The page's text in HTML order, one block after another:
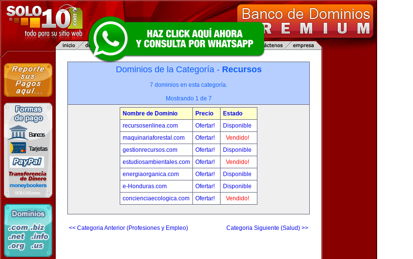
Dominios de la Categoría - Recursos
7 dominios en esta categoría.
Mostrando 1 de 7
Nombre de Dominio Precio
Estado
recursosenlinea.com
Ofertar!
Disponible
maquinariaforestal.com
Ofertar!
Vendido!
gestionrecursos.com
Ofertar!
Disponible
estudiosambientales.com
Ofertar!
Vendido!
energiaorganica.com
Ofertar!
Disponible
e-Honduras.com
Ofertar!
Disponible
concienciaecologica.com
Ofertar! Vendido!
<< Categoria Anterior (Profesiones y Empleo) Categoria Siguiente (Salud) >>